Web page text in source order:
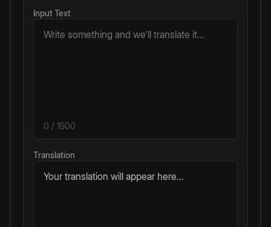
Input Text
0 / 1500
Translation
Your translation will appear here...